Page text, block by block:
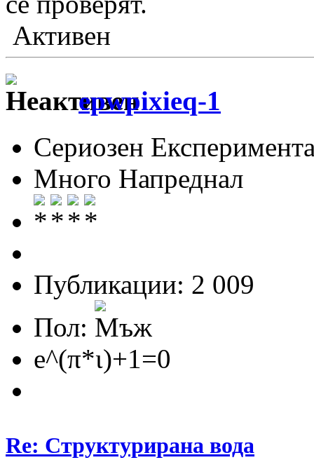
Активен
epwpixieq-1
Сериозен
Много Напреднал
Публикации: 2 009
Пол:
e^(π*ι)+1=0
Re: Структурирана вода